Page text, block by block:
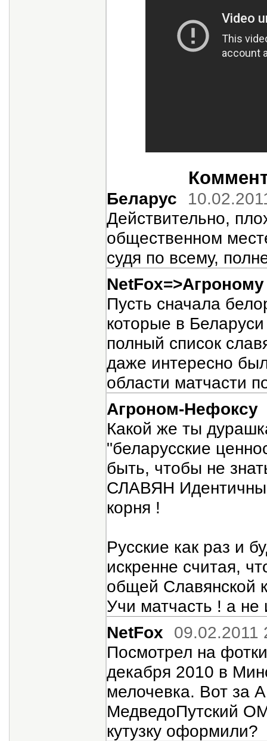
Беларус
Действительно,
общественном
судя по всему,
Пусть сначала
которые в
полный список
даже интересно
области матчасти
Агроном-Нефоксу
Какой же ты
"беларусские
быть, чтобы не
СЛАВЯН
корня !
Русские как раз и
искренне считая,
общей Славянской
Учи матчасть ! а
NetFox
09.02.2011
Посмотрел на
декабря 2010 в
мелочевка. Вот за
МедведоПутский
кутузку оформили?